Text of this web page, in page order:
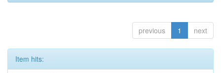
previous 1 next
Item hits: